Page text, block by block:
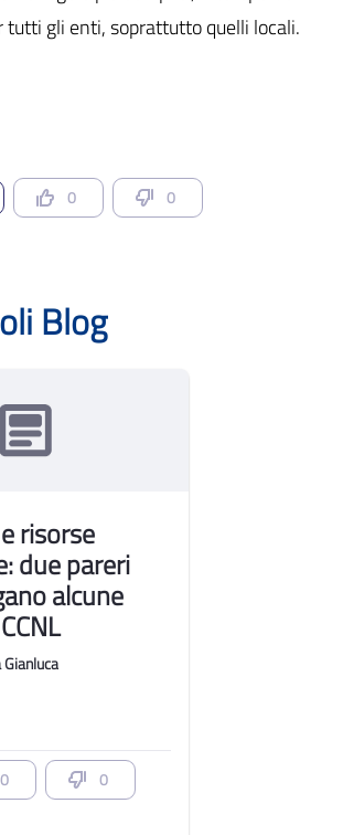
tutti gli enti, soprattutto quelli locali.
0 0
Blog
risorse
due pareri
alcune
0 0